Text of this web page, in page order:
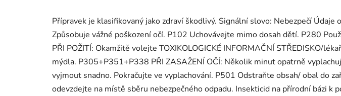
Přípravek je klasifikovaný jako zdraví škodlivý. Signální slovo: Nebezpečí
Způsobuje vážné poškození očí. P102 Uchovávejte mimo dosah dětí. P280
PŘI POŽITÍ: Okamžitě volejte TOXIKOLOGICKÉ INFORMAČNÍ STŘEDISKO/
mýdla. P305+P351+P338 PŘI ZASAŽENÍ OČÍ: Několik minut opatrně
vyjmout snadno. Pokračujte ve vyplachování. P501 Odstraňte obsah/ obal do
odevzdejte na místě sběru nebezpečného odpadu. Insekticid na přírodní bázi